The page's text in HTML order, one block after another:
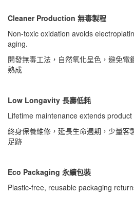
Cleaner Production 無毒製程
Non-toxic oxidation avoids
aging.
開發無毒工法，自然氧化呈色，避免電
熟成
Low Longavity 長壽低耗
Lifetime maintenance extends product
終身保養維修，延長生命週期，少量客
足跡
Eco Packaging 永續包裝
Plastic-free, reusable packaging